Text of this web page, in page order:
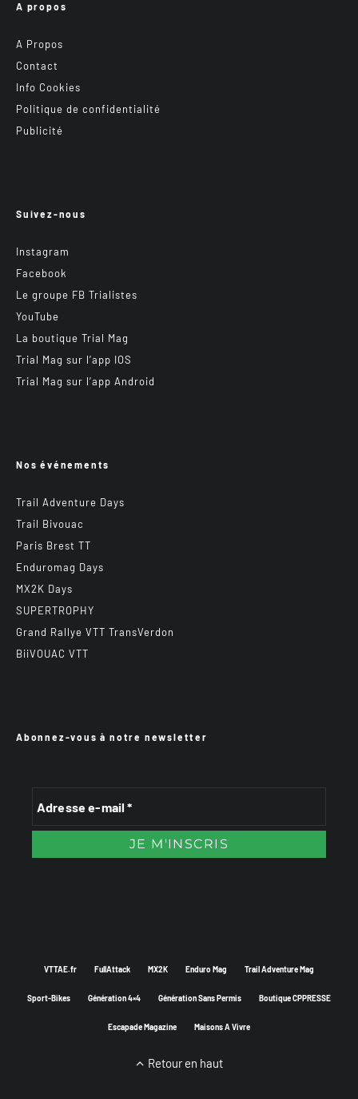
A propos
A Propos
Contact
Info Cookies
Politique de confidentialité
Publicité
Suivez-nous
Instagram
Facebook
Le groupe FB Trialistes
YouTube
La boutique Trial Mag
Trial Mag sur l’app IOS
Trial Mag sur l’app Android
Nos événements
Trail Adventure Days
Trail Bivouac
Paris Brest TT
Enduromag Days
MX2K Days
SUPERTROPHY
Grand Rallye VTT TransVerdon
BiiVOUAC VTT
Abonnez-vous à notre newsletter
VTTAE.fr FullAttack MX2K Enduro Mag Trail Adventure Mag
Sport-Bikes Génération 4×4 Génération Sans Permis Boutique CPPRESSE
Escapade Magazine Maisons A Vivre
Retour en haut